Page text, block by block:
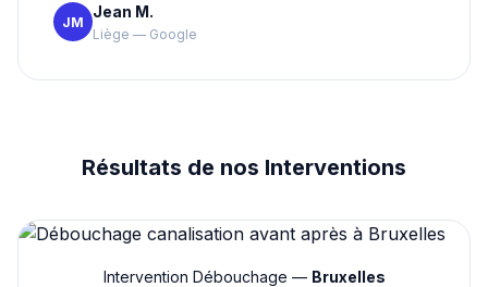
JM
Jean M.
Liège — Google
Résultats de nos Interventions
Intervention Débouchage — Bruxelles